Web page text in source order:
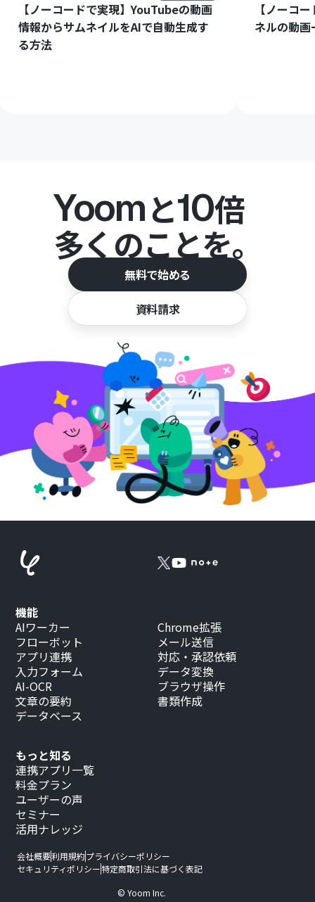
【ノーコードで実現】YouTubeの動画
情報からサムネイルをAIで自動生成す
る方法
【ノーコ
ネルの動
Yoomと10倍
多くのことを。
無料で始める
資料請求
もっと知る
連携アプリ一覧
料金プラン
ユーザーの声
セミナー
活用ナレッジ
機能
AIワーカー
フローボット
アプリ連携
入力フォーム
AI-OCR
文章の要約
データベース
Chrome拡張
メール送信
対応・承認依頼
データ変換
ブラウザ操作
書類作成
会社概要利用規約プライバシーポリシー
セキュリティポリシー特定商取引法に基づく表記
© Yoom Inc.